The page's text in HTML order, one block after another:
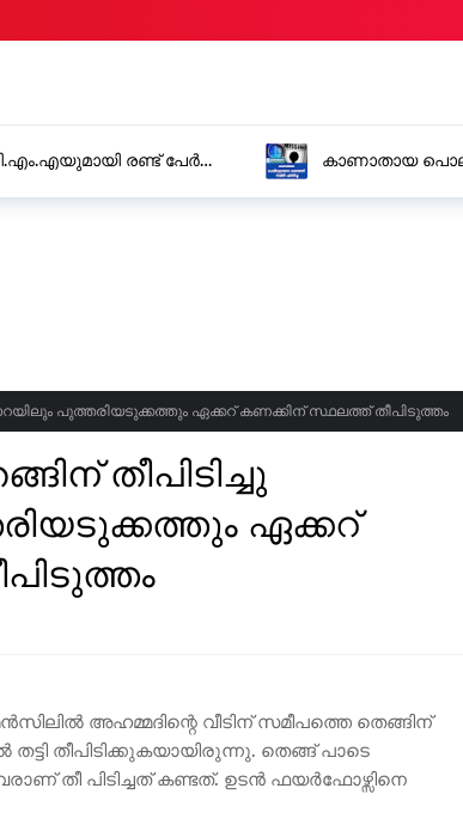
രണ്ട് പേർ
കാണാതായ
പുത്തരിയടുക്കത്തും ഏക്കറ് കണക്കിന് സ്ഥലത്ത് തീപിടുത്തം
തീപിടിച്ചു
ഏക്കറ്
അഹമ്മദിന്റെ വീടിന് സമീപത്തെ തെങ്ങിന്
തീപിടിക്കുകയായിരുന്നു. തെങ്ങ് പാടെ
തീ പിടിച്ചത് കണ്ടത്. ഉടൻ ഫയർഫോഴ്സിനെ